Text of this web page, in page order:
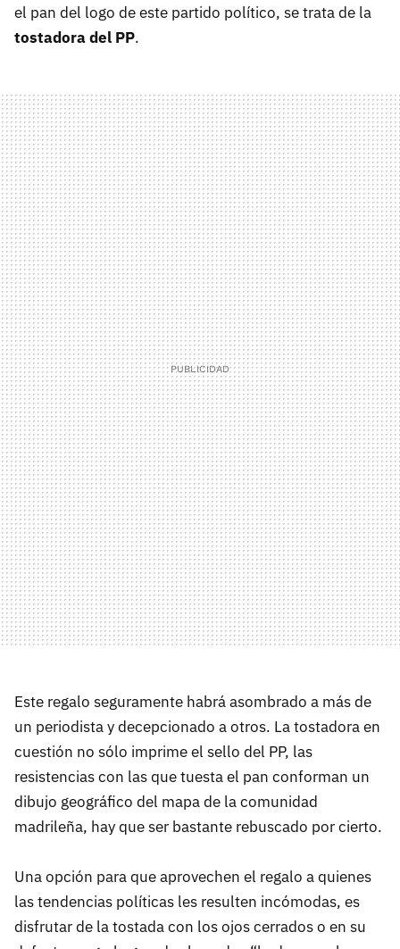
el pan del logo de este partido político, se trata de la
tostadora del PP.
Este regalo seguramente habrá asombrado a más de
un periodista y decepcionado a otros. La tostadora en
cuestión no sólo imprime el sello del PP, las
resistencias con las que tuesta el pan conforman un
dibujo geográfico del mapa de la comunidad
madrileña, hay que ser bastante rebuscado por cierto.
Una opción para que aprovechen el regalo a quienes
las tendencias políticas les resulten incómodas, es
disfrutar de la tostada con los ojos cerrados o en su